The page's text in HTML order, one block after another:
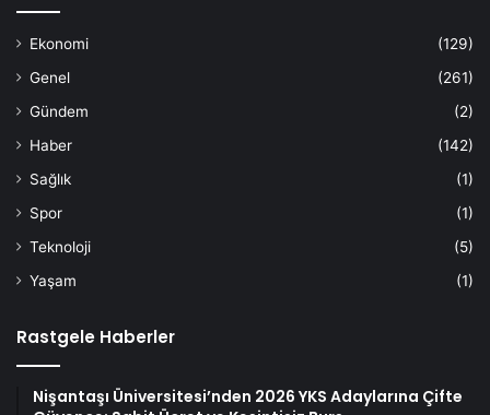
Ekonomi
(129)
Genel
(261)
Gündem
(2)
Haber
(142)
Sağlık
(1)
Spor
(1)
Teknoloji
(5)
Yaşam
(1)
Rastgele Haberler
Nişantaşı Üniversitesi’nden 2026 YKS Adaylarına Çifte